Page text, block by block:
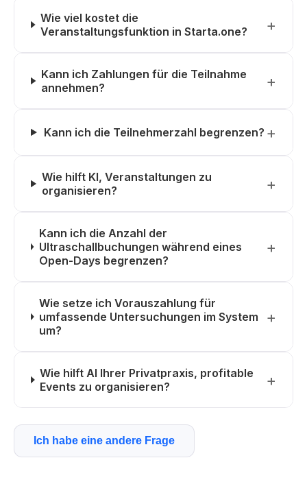
Wie viel kostet die
Veranstaltungsfunktion in Starta.one?
Kann ich Zahlungen für die Teilnahme
annehmen?
Kann ich die Teilnehmerzahl begrenzen?
Wie hilft KI, Veranstaltungen zu
organisieren?
Kann ich die Anzahl der
Ultraschallbuchungen während eines
Open-Days begrenzen?
Wie setze ich Vorauszahlung für
umfassende Untersuchungen im System
um?
Wie hilft AI Ihrer Privatpraxis, profitable
Events zu organisieren?
Ich habe eine andere Frage